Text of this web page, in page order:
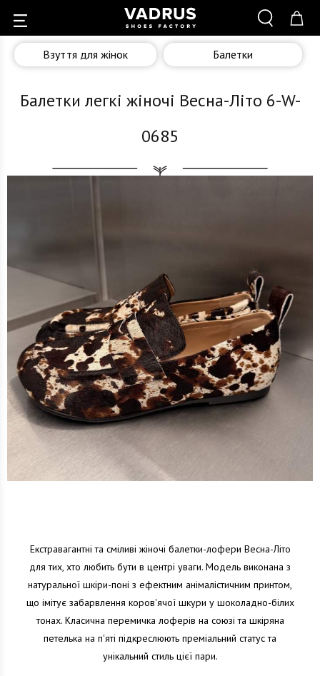
Взуття для жінок Балетки
Балетки легкі жіночі Весна-Літо 6-W-
0685
Екстравагантні та сміливі жіночі балетки-лофери Весна-Літо
для тих, хто любить бути в центрі уваги. Модель виконана з
натуральної шкіри-поні з ефектним анімалістичним принтом,
що імітує забарвлення коров'ячої шкури у шоколадно-білих
тонах. Класична перемичка лоферів на союзі та шкіряна
петелька на п'яті підкреслюють преміальний статус та
унікальний стиль цієї пари.